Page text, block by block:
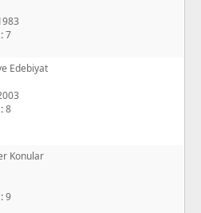
7
Edebiyat
8
Konular
9